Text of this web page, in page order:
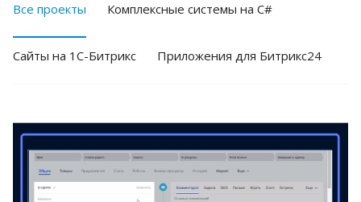
Все проекты Комплексные системы на C#
Cайты на 1С-Битрикс Приложения для Битрикс24